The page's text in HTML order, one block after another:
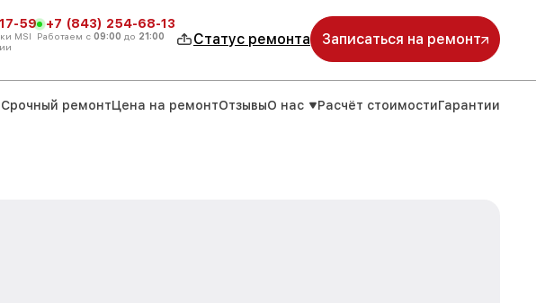
59
MSI
+7 (843) 254-68-13
Работаем с 09:00 до 21:00 Статус ремонта Записаться на ремонт
Срочный ремонтЦена на ремонтОтзывыО нас Расчёт стоимостиГарантии